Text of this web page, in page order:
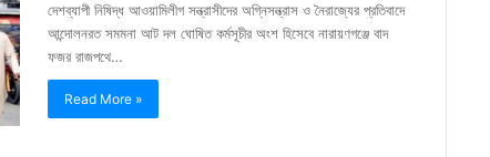
দেশব্যাপী নিষিদ্ধ আওয়ামিলীগ সন্ত্রাসীদের অগ্নিসন্ত্রাস ও নৈরাজ্যের প্রতিবাদে
আন্দোলনরত সমমনা আট দল ঘোষিত কর্মসূচীর অংশ হিসেবে নারায়ণগঞ্জে বাদ
ফজর রাজপথে…
Read More »